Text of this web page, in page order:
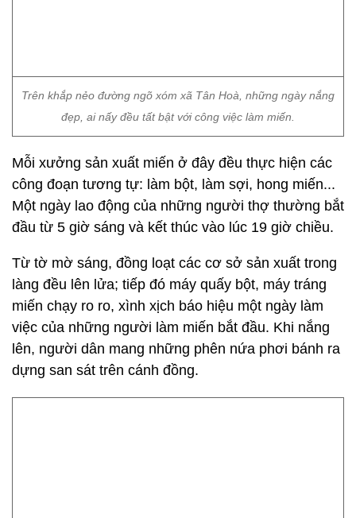
Trên khắp nẻo đường ngõ xóm xã Tân Hoà, những ngày nắng
đẹp, ai nấy đều tất bật với công việc làm miến.
Mỗi xưởng sản xuất miến ở đây đều thực hiện các
công đoạn tương tự: làm bột, làm sợi, hong miến...
Một ngày lao động của những người thợ thường bắt
đầu từ 5 giờ sáng và kết thúc vào lúc 19 giờ chiều.
Từ tờ mờ sáng, đồng loạt các cơ sở sản xuất trong
làng đều lên lửa; tiếp đó máy quấy bột, máy tráng
miến chạy ro ro, xình xịch báo hiệu một ngày làm
việc của những người làm miến bắt đầu. Khi nắng
lên, người dân mang những phên nứa phơi bánh ra
dựng san sát trên cánh đồng.